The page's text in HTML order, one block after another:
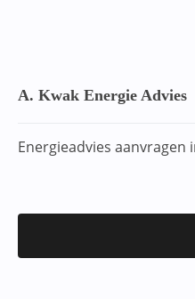
A. Kwak Energie Advies
Energieadvies aanvragen